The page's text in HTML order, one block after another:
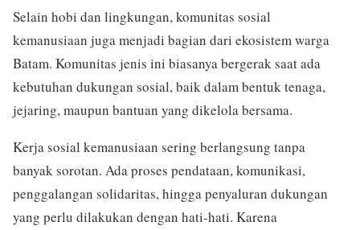
Selain hobi dan lingkungan, komunitas sosial
kemanusiaan juga menjadi bagian dari ekosistem warga
Batam. Komunitas jenis ini biasanya bergerak saat ada
kebutuhan dukungan sosial, baik dalam bentuk tenaga,
jejaring, maupun bantuan yang dikelola bersama.
Kerja sosial kemanusiaan sering berlangsung tanpa
banyak sorotan. Ada proses pendataan, komunikasi,
penggalangan solidaritas, hingga penyaluran dukungan
yang perlu dilakukan dengan hati-hati. Karena